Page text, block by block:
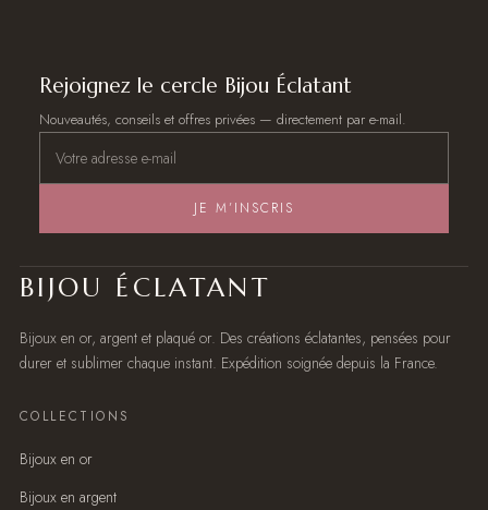
Rejoignez le cercle Bijou Éclatant
Nouveautés, conseils et offres privées — directement par e-mail.
JE M’INSCRIS
BIJOU ÉCLATANT
Bijoux en or, argent et plaqué or. Des créations éclatantes, pensées pour
durer et sublimer chaque instant. Expédition soignée depuis la France.
COLLECTIONS
Bijoux en or
Bijoux en argent